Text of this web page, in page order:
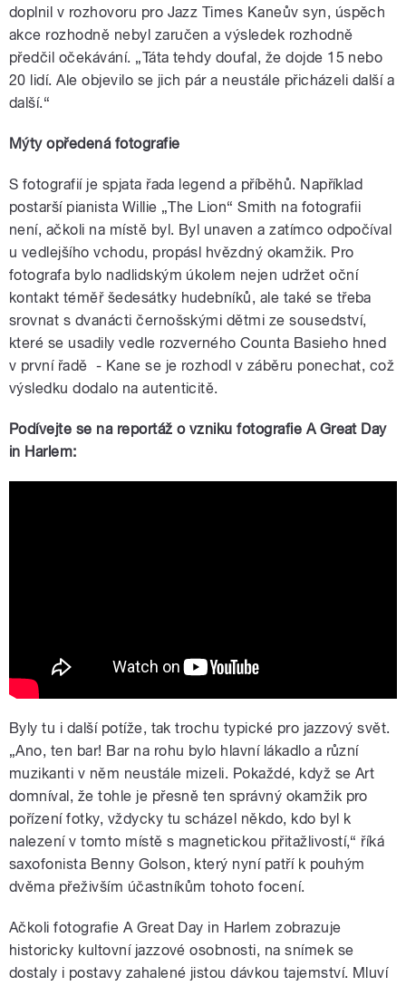
doplnil v rozhovoru pro Jazz Times Kaneův syn, úspěch
akce rozhodně nebyl zaručen a výsledek rozhodně
předčil očekávání. „Táta tehdy doufal, že dojde 15 nebo
20 lidí. Ale objevilo se jich pár a neustále přicházeli další a
další.“
Mýty opředená fotografie
S fotografií je spjata řada legend a příběhů. Například
postarší pianista Willie „The Lion“ Smith na fotografii
není, ačkoli na místě byl. Byl unaven a zatímco odpočíval
u vedlejšího vchodu, propásl hvězdný okamžik. Pro
fotografa bylo nadlidským úkolem nejen udržet oční
kontakt téměř šedesátky hudebníků, ale také se třeba
srovnat s dvanácti černošskými dětmi ze sousedství,
které se usadily vedle rozverného Counta Basieho hned
v první řadě ‒ Kane se je rozhodl v záběru ponechat, což
výsledku dodalo na autenticitě.
Podívejte se na reportáž o vzniku fotografie A Great Day
in Harlem:
Byly tu i další potíže, tak trochu typické pro jazzový svět.
„Ano, ten bar! Bar na rohu bylo hlavní lákadlo a různí
muzikanti v něm neustále mizeli. Pokaždé, když se Art
domníval, že tohle je přesně ten správný okamžik pro
pořízení fotky, vždycky tu scházel někdo, kdo byl k
nalezení v tomto místě s magnetickou přitažlivostí,“ říká
saxofonista Benny Golson, který nyní patří k pouhým
dvěma přeživším účastníkům tohoto focení.
Ačkoli fotografie A Great Day in Harlem zobrazuje
historicky kultovní jazzové osobnosti, na snímek se
dostaly i postavy zahalené jistou dávkou tajemství. Mluví